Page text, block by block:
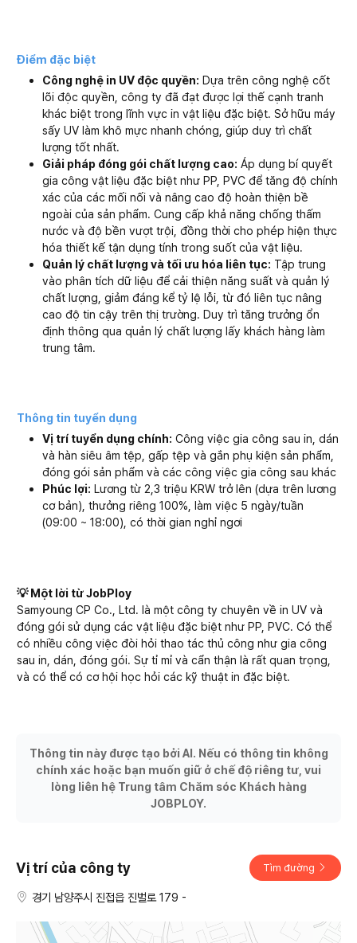
Điểm đặc biệt
Công nghệ in UV độc quyền: Dựa trên công nghệ cốt
lõi độc quyền, công ty đã đạt được lợi thế cạnh tranh
khác biệt trong lĩnh vực in vật liệu đặc biệt. Sở hữu máy
sấy UV làm khô mực nhanh chóng, giúp duy trì chất
lượng tốt nhất.
Giải pháp đóng gói chất lượng cao: Áp dụng bí quyết
gia công vật liệu đặc biệt như PP, PVC để tăng độ chính
xác của các mối nối và nâng cao độ hoàn thiện bề
ngoài của sản phẩm. Cung cấp khả năng chống thấm
nước và độ bền vượt trội, đồng thời cho phép hiện thực
hóa thiết kế tận dụng tính trong suốt của vật liệu.
Quản lý chất lượng và tối ưu hóa liên tục: Tập trung
vào phân tích dữ liệu để cải thiện năng suất và quản lý
chất lượng, giảm đáng kể tỷ lệ lỗi, từ đó liên tục nâng
cao độ tin cậy trên thị trường. Duy trì tăng trưởng ổn
định thông qua quản lý chất lượng lấy khách hàng làm
trung tâm.
Thông tin tuyển dụng
Vị trí tuyển dụng chính: Công việc gia công sau in, dán
và hàn siêu âm tệp, gấp tệp và gắn phụ kiện sản phẩm,
đóng gói sản phẩm và các công việc gia công sau khác
Phúc lợi: Lương từ 2,3 triệu KRW trở lên (dựa trên lương
cơ bản), thưởng riêng 100%, làm việc 5 ngày/tuần
(09:00 ~ 18:00), có thời gian nghỉ ngơi
💡 Một lời từ JobPloy
Samyoung CP Co., Ltd. là một công ty chuyên về in UV và
đóng gói sử dụng các vật liệu đặc biệt như PP, PVC. Có thể
có nhiều công việc đòi hỏi thao tác thủ công như gia công
sau in, dán, đóng gói. Sự tỉ mỉ và cẩn thận là rất quan trọng,
và có thể có cơ hội học hỏi các kỹ thuật in đặc biệt.
Thông tin này được tạo bởi AI. Nếu có thông tin không
chính xác hoặc bạn muốn giữ ở chế độ riêng tư, vui
lòng liên hệ Trung tâm Chăm sóc Khách hàng
JOBPLOY.
Vị trí của công ty Tìm đường
경기 남양주시 진접읍 진벌로 179 -